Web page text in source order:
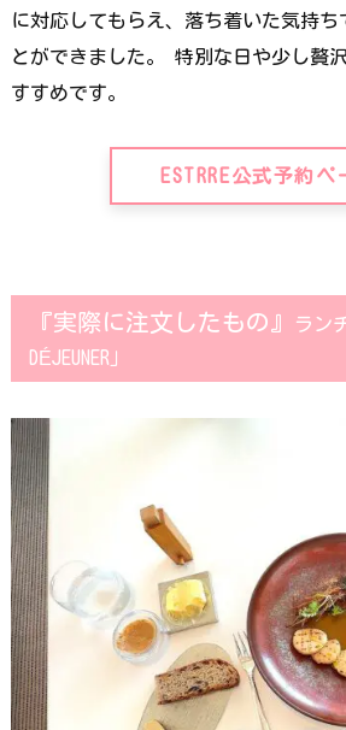
に対応してもらえ、落ち着いた気持ち
とができました。 特別な日や少し贅
すすめです。
ESTRRE公式予約ペ
『実際に注文したもの』
ラン
DÉJEUNER」